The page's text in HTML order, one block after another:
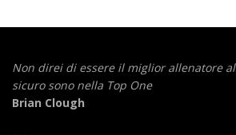
Non direi di essere il miglior allenatore
sicuro sono nella Top One
Brian Clough